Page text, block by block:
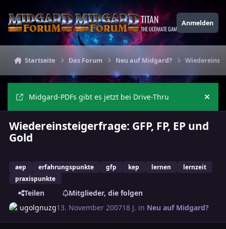
TITAN
THE ULTIMATE GAMING THEME
Anmelden
Startseite Das Forum Neu auf Midgard?
Midgard-PDFs gibt es jetzt bei Drive-Thru
Wiedereinsteigerfrage: GFP, FP, EP und
Gold
aep erfahrungspunkte gfp kep lernen
lernzeit
praxispunkte
Teilen
Mitglieder, die folgen
ugolgnuzg13. November 200718 J. in Neu auf Midgard?